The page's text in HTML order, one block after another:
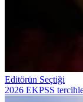
Editörün Seçtiği
2026 EKPSS